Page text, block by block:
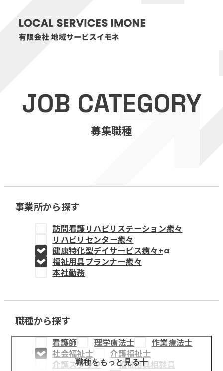
医療・介護事業
訪問看護リハビリステーション癒々
福祉用具プランナー癒々
教育事業
姫路中央こども園
姫路中央保育園
採用情報
医療・介護事業
募集職種
JOB CATEGORY
募集職種
事業所から探す
訪問看護リハビリステーション癒々
リハビリセンター癒々
健康特化型デイサービス癒々+α
福祉用具プランナー癒々
本社勤務
職種から探す
看護師 理学療法士
作業療法士
社会福祉士
介護福祉士
介護スタッフ
福祉用具相談員
職種をもっと見る